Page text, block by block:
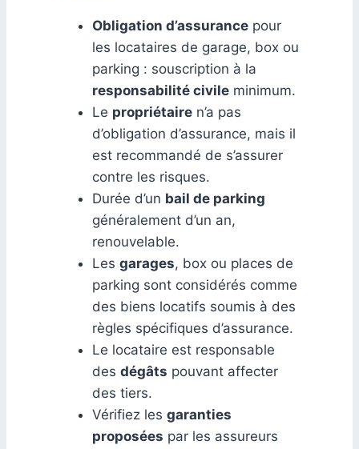
Obligation d’assurance pour
les locataires de garage, box ou
parking : souscription à la
responsabilité civile minimum.
Le propriétaire n’a pas
d’obligation d’assurance, mais il
est recommandé de s’assurer
contre les risques.
Durée d’un bail de parking
généralement d’un an,
renouvelable.
Les garages, box ou places de
parking sont considérés comme
des biens locatifs soumis à des
règles spécifiques d’assurance.
Le locataire est responsable
des dégâts pouvant affecter
des tiers.
Vérifiez les garanties
proposées par les assureurs